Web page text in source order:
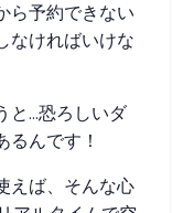
ら予約できない
なければいけな
と...恐ろしいダ
んです！
えば、そんな心